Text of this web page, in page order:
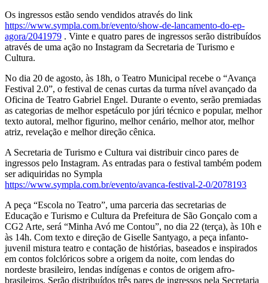
Os ingressos estão sendo vendidos através do link
https://www.sympla.com.br/evento/show-de-lancamento-do-ep-
agora/2041979 . Vinte e quatro pares de ingressos serão distribuídos
através de uma ação no Instagram da Secretaria de Turismo e
Cultura.
No dia 20 de agosto, às 18h, o Teatro Municipal recebe o “Avança
Festival 2.0”, o festival de cenas curtas da turma nível avançado da
Oficina de Teatro Gabriel Engel. Durante o evento, serão premiadas
as categorias de melhor espetáculo por júri técnico e popular, melhor
texto autoral, melhor figurino, melhor cenário, melhor ator, melhor
atriz, revelação e melhor direção cênica.
A Secretaria de Turismo e Cultura vai distribuir cinco pares de
ingressos pelo Instagram. As entradas para o festival também podem
ser adiquiridas no Sympla
https://www.sympla.com.br/evento/avanca-festival-2-0/2078193
A peça “Escola no Teatro”, uma parceria das secretarias de
Educação e Turismo e Cultura da Prefeitura de São Gonçalo com a
CG2 Arte, será “Minha Avó me Contou”, no dia 22 (terça), às 10h e
às 14h. Com texto e direção de Giselle Santyago, a peça infanto-
juvenil mistura teatro e contação de histórias, baseados e inspirados
em contos folclóricos sobre a origem da noite, com lendas do
nordeste brasileiro, lendas indígenas e contos de origem afro-
brasileiros. Serão distribuídos três pares de ingressos pela Secretaria